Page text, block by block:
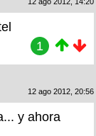
12 ago 2012, 14:20
1
12 ago 2012, 20:56
y ahora